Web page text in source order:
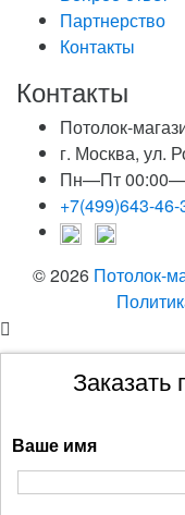
Партнерство
Контакты
Контакты
Потолок-
г. Москва, ул.
Пн—Пт
+7(499)643-46-
© 2026 Потолок-
Заказать
Ваше имя